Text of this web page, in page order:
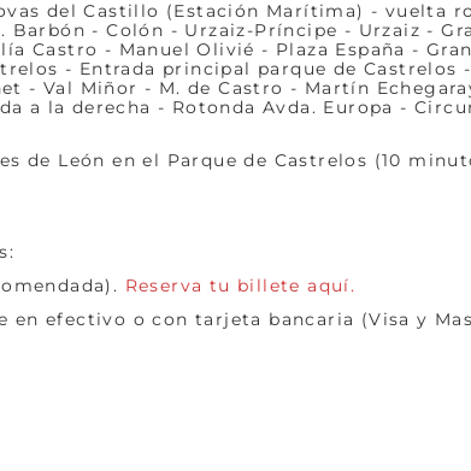
del Castillo (Estación Marítima) - vuelta
- Colón - Urzaiz-Príncipe - Urzaiz -
Castro - Manuel Olivié - Plaza España -
- Entrada principal parque de Castrelos
- Val Miñor - M. de Castro - Martín
a la derecha - Rotonda Avda. Europa -
de León en el Parque de Castrelos (10
Reserva tu billete aquí.
en efectivo o con tarjeta bancaria (Visa y